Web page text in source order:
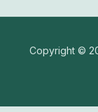
Copyright ©